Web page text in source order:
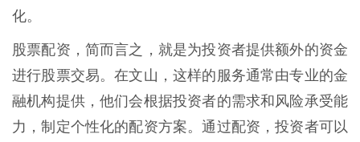
化。
股票配资，简而言之，就是为投资者提供额外的资金
进行股票交易。在文山，这样的服务通常由专业的金
融机构提供，他们会根据投资者的需求和风险承受能
力，制定个性化的配资方案。通过配资，投资者可以